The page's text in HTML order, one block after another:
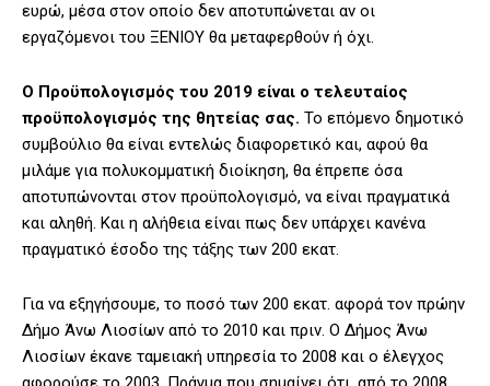
ευρώ, μέσα στον οποίο δεν αποτυπώνεται αν οι
εργαζόμενοι του ΞΕΝΙΟΥ θα μεταφερθούν ή όχι.
Ο Προϋπολογισμός του 2019 είναι ο τελευταίος
προϋπολογισμός της θητείας σας. Το επόμενο δημοτικό
συμβούλιο θα είναι εντελώς διαφορετικό και, αφού θα
μιλάμε για πολυκομματική διοίκηση, θα έπρεπε όσα
αποτυπώνονται στον προϋπολογισμό, να είναι πραγματικά
και αληθή. Και η αλήθεια είναι πως δεν υπάρχει κανένα
πραγματικό έσοδο της τάξης των 200 εκατ.
Για να εξηγήσουμε, το ποσό των 200 εκατ. αφορά τον πρώην
Δήμο Άνω Λιοσίων από το 2010 και πριν. Ο Δήμος Άνω
Λιοσίων έκανε ταμειακή υπηρεσία το 2008 και ο έλεγχος